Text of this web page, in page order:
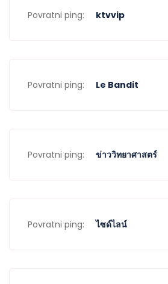
Povratni ping: ktvvip
Povratni ping: Le Bandit
Povratni ping: ข่าววิทยาศาสตร์
Povratni ping: ไซด์ไลน์